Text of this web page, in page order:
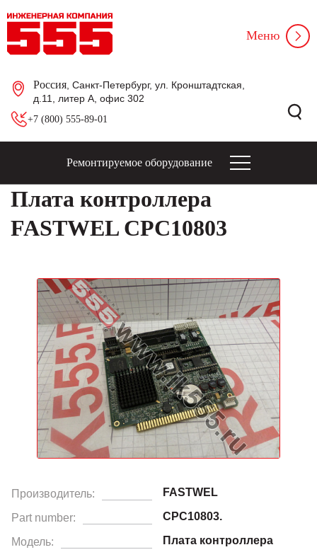
Россия , Санкт-Петербург, ул. Кронштадтская,
д.11, литер А, офис 302
+7 (800) 555-89-01
Меню
Ремонтируемое оборудование
Плата контроллера
FASTWEL CPC10803
Производитель: FASTWEL
Part number: CPC10803.
Модель: Плата контроллера